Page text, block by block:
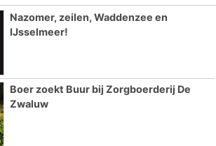
Nazomer, zeilen, Waddenzee en
IJsselmeer!
Boer zoekt Buur bij Zorgboerderij De
Zwaluw